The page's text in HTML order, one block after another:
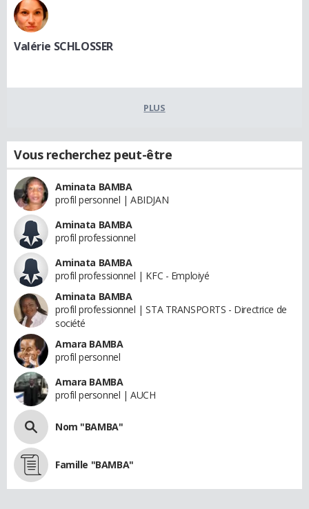
Valérie SCHLOSSER
PLUS
Vous recherchez peut-être
Aminata BAMBA
profil personnel | ABIDJAN
Aminata BAMBA
profil professionnel
Aminata BAMBA
profil professionnel | KFC - Emploiyé
Aminata BAMBA
profil professionnel | STA TRANSPORTS - Directrice de
société
Amara BAMBA
profil personnel
Amara BAMBA
profil personnel | AUCH
Nom "BAMBA"
Famille "BAMBA"